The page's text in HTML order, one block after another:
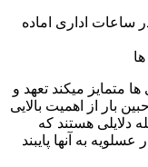
ساعات اداری اماده
متمایز میکند تعهد و
بار از اهمیت بالایی
دلایلی هستند که
به آنها پایبند